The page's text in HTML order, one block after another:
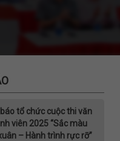
tổ chức cuộc thi văn
viên 2025 “Sắc màu
– Hành trình rực rỡ”